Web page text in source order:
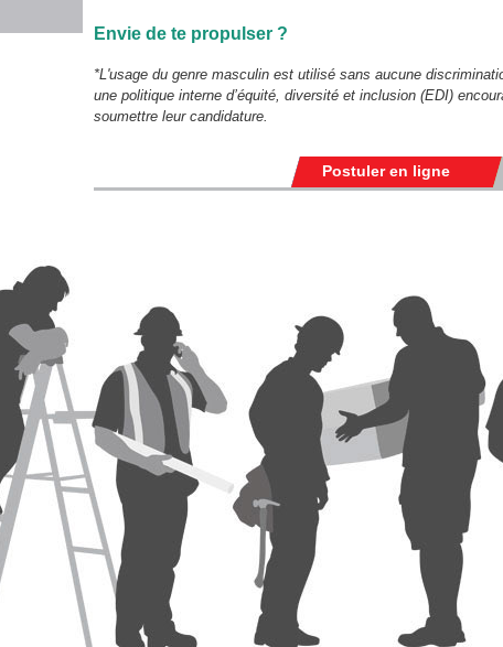
Envie de te propulser ?
*L'usage du genre masculin est utilisé sans aucune
une politique interne d’équité, diversité et inclusion (EDI)
soumettre leur candidature.
Postuler en ligne